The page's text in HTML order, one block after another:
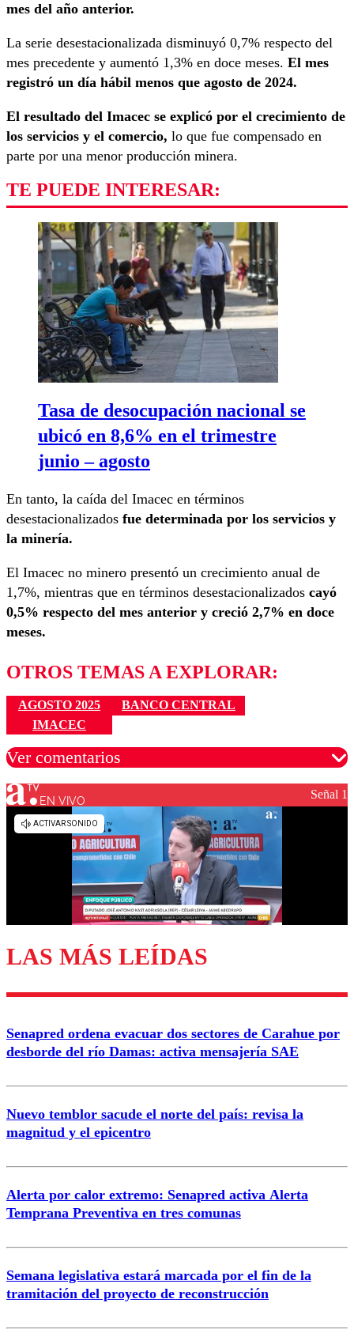
mes del año anterior.
La serie desestacionalizada disminuyó 0,7% respecto del
mes precedente y aumentó 1,3% en doce meses. El mes
registró un día hábil menos que agosto de 2024.
El resultado del Imacec se explicó por el crecimiento de
los servicios y el comercio, lo que fue compensado en
parte por una menor producción minera.
TE PUEDE INTERESAR:
Tasa de desocupación nacional se
ubicó en 8,6% en el trimestre
junio – agosto
En tanto, la caída del Imacec en términos
desestacionalizados fue determinada por los servicios y
la minería.
El Imacec no minero presentó un crecimiento anual de
1,7%, mientras que en términos desestacionalizados cayó
0,5% respecto del mes anterior y creció 2,7% en doce
meses.
OTROS TEMAS A EXPLORAR:
AGOSTO 2025
BANCO CENTRAL
IMACEC
Ver comentarios
Los comentarios son moderados para garantizar un
diálogo respetuoso.
Enviar comentario
EN VIVO Señal 1
LAS MÁS LEÍDAS
Senapred ordena evacuar dos sectores de Carahue por
desborde del río Damas: activa mensajería SAE
Nuevo temblor sacude el norte del país: revisa la
magnitud y el epicentro
Alerta por calor extremo: Senapred activa Alerta
Temprana Preventiva en tres comunas
Semana legislativa estará marcada por el fin de la
tramitación del proyecto de reconstrucción